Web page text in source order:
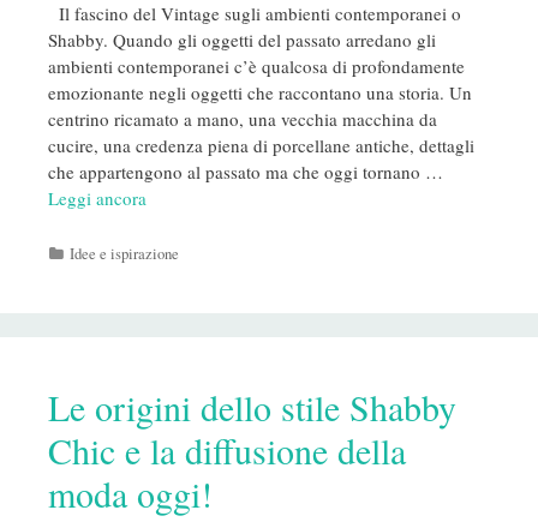
Il fascino del Vintage sugli ambienti contemporanei o
Shabby. Quando gli oggetti del passato arredano gli
ambienti contemporanei c’è qualcosa di profondamente
emozionante negli oggetti che raccontano una storia. Un
centrino ricamato a mano, una vecchia macchina da
cucire, una credenza piena di porcellane antiche, dettagli
che appartengono al passato ma che oggi tornano …
Leggi ancora
Categorie
Idee e ispirazione
Le origini dello stile Shabby
Chic e la diffusione della
moda oggi!